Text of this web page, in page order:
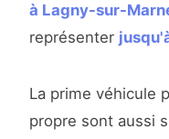
à Lagny-sur-
représenter
La prime véhicule
propre sont aussi